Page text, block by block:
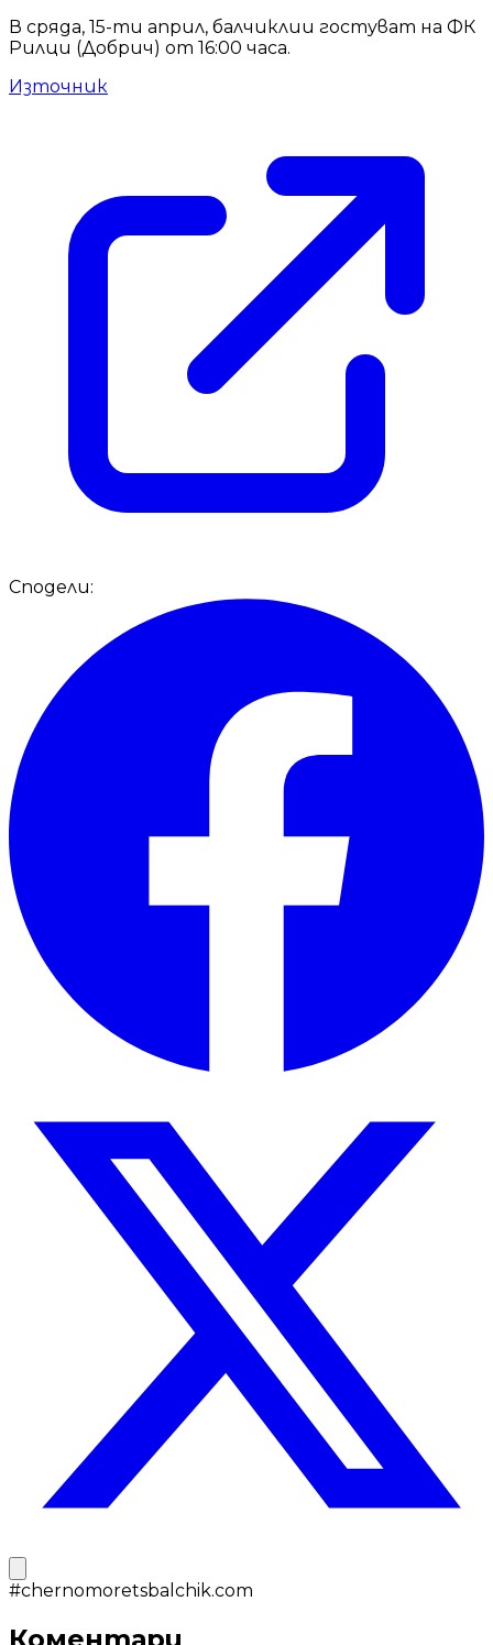
В сряда, 15-ти април, балчиклии гостуват на ФК
Рилци (Добрич) от 16:00 часа.
Източник
Сподели:
#chernomoretsbalchik.com